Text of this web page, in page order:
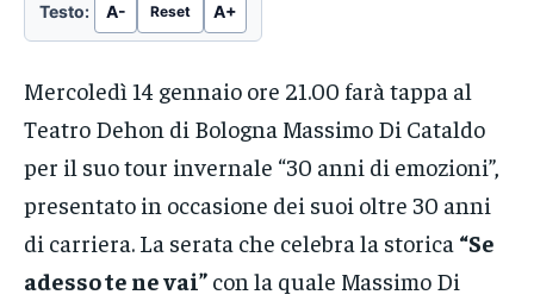
Testo: A- Reset A+
Mercoledì 14 gennaio ore 21.00 farà tappa al
Teatro Dehon di Bologna Massimo Di Cataldo
per il suo tour invernale “30 anni di emozioni”,
presentato in occasione dei suoi oltre 30 anni
di carriera. La serata che celebra la storica “Se
adesso te ne vai” con la quale Massimo Di